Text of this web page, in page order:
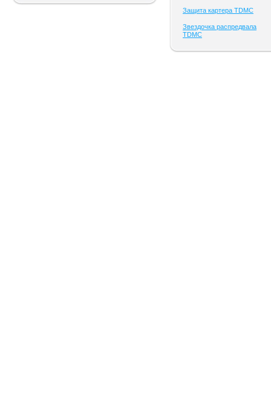
Защита картера TDMC
Звездочка распредвала
TDMC